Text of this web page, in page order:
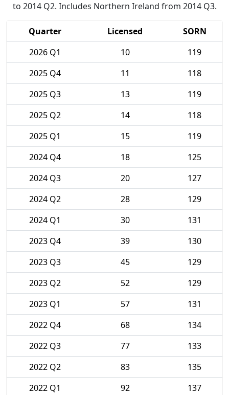
to 2014 Q2. Includes Northern Ireland from 2014 Q3.
Quarter Licensed
SORN
2026 Q1
10
119
2025 Q4
11
118
2025 Q3
13
119
2025 Q2
14
118
2025 Q1
15
119
2024 Q4
18
125
2024 Q3
20
127
2024 Q2
28
129
2024 Q1
30
131
2023 Q4
39
130
2023 Q3
45
129
2023 Q2
52
129
2023 Q1
57
131
2022 Q4
68
134
2022 Q3
77
133
2022 Q2
83
135
2022 Q1
92
137